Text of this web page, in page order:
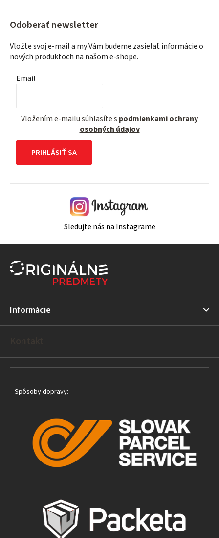
Odoberať newsletter
Vložte svoj e-mail a my Vám budeme zasielať informácie o
nových produktoch na našom e-shope.
Email
Vložením e-mailu súhlasíte s podmienkami ochrany
osobných údajov
PRIHLÁSIŤ SA
Sledujte nás na Instagrame
ä
i
Informácie
Spôsoby dopravy: